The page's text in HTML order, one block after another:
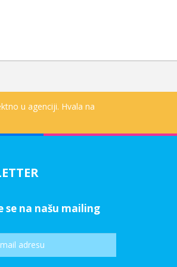
u agenciji. Hvala na
se na našu mailing